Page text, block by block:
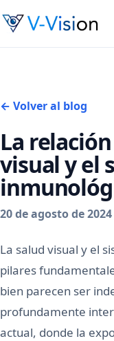
← Volver al blog
La
visual y el
20 de agosto de 2024
La salud visual y el
pilares
bien parecen ser
profundamente
actual, donde la